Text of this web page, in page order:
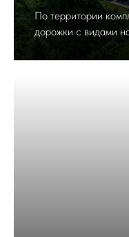
По территории
дорожки с видами